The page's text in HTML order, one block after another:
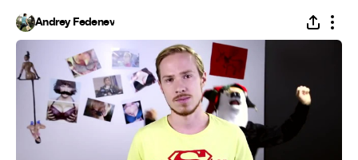
Andrey Fedenev